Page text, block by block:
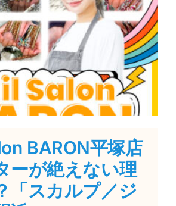
BARON平塚店
ーが絶えない理
「スカルプ／ジ